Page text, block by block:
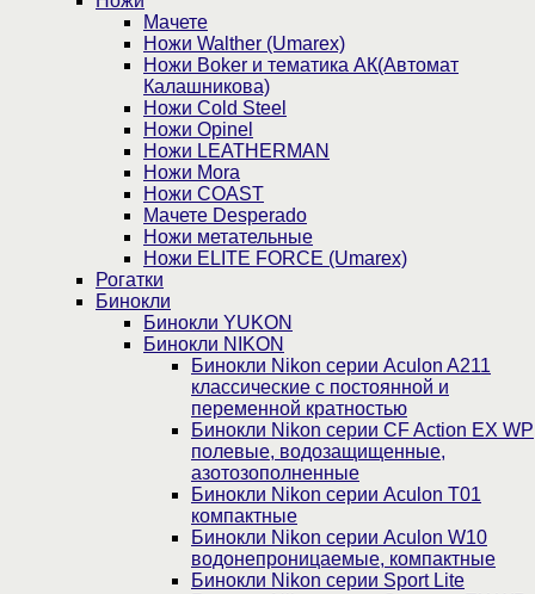
Мачете
Ножи Walther (Umarex)
Ножи Boker и тематика АК(Автомат
Калашникова)
Ножи Cold Steel
Ножи Opinel
Ножи LEATHERMAN
Ножи Mora
Ножи COAST
Мачете Desperado
Ножи метательные
Ножи ELITE FORCE (Umarex)
Рогатки
Бинокли
Бинокли YUKON
Бинокли NIKON
Бинокли Nikon серии Aculon A211
классические с постоянной и
переменной кратностью
Бинокли Nikon серии СF Action EX WP
полевые, водозащищенные,
азотозополненные
Бинокли Nikon серии Aculon T01
компактные
Бинокли Nikon серии Aculon W10
водонепроницаемые, компактные
Бинокли Nikon серии Sport Lite